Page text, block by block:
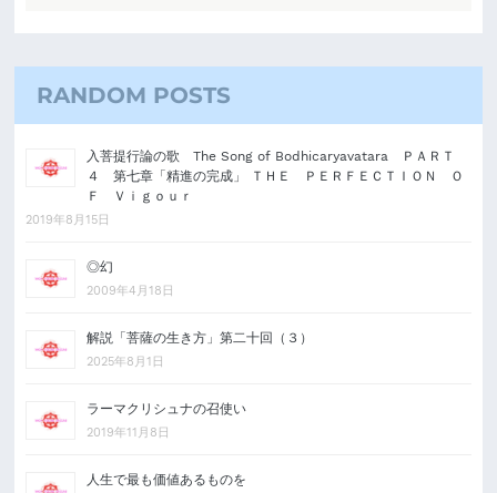
RANDOM POSTS
入菩提行論の歌 The Song of Bodhicaryavatara ＰＡＲＴ
４ 第七章「精進の完成」 ＴＨＥ ＰＥＲＦＥＣＴＩＯＮ Ｏ
Ｆ Ｖｉｇｏｕｒ
2019年8月15日
◎幻
2009年4月18日
解説「菩薩の生き方」第二十回（３）
2025年8月1日
ラーマクリシュナの召使い
2019年11月8日
人生で最も価値あるものを